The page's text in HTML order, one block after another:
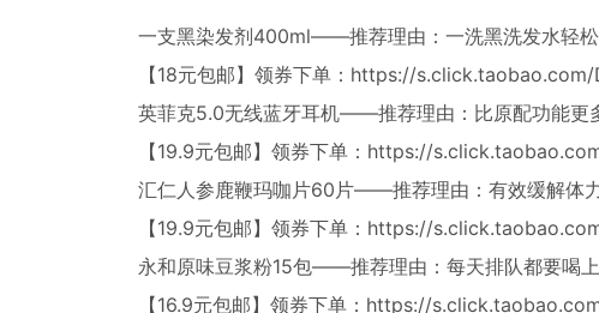
一支黑染发剂400ml——推荐理由：一洗黑洗发水轻
【18元包邮】领券下单： https://s.click.taobao.com/
英菲克5.0无线蓝牙耳机——推荐理由：比原配功能更
【19.9元包邮】领券下单： https://
汇仁人参鹿鞭玛咖片60片——推荐理由：有效缓解体
【19.9元包邮】领券下单： https://
永和原味豆浆粉15包——推荐理由：每天排队都要喝
【16.9元包邮】领券下单： https://